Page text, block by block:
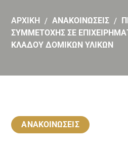
ΑΡΧΙΚΗ ΑΝΑΚΟΙΝΩΣΕΙΣ
ΣΥΜΜΕΤΟΧΗΣ ΣΕ
ΚΛΑΔΟΥ ΔΟΜΙΚΩΝ ΥΛΙΚΩΝ
ΑΝΑΚΟΙΝΩΣΕΙΣ